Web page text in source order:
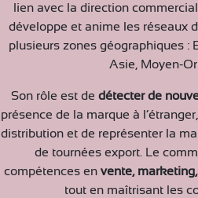
lien avec la direction
développe et anime les réseaux
plusieurs zones géographiques :
Asie, Moyen-
Son rôle est de détecter de
présence de la marque à
distribution et de représenter la
de tournées export. Le
compétences en vente,
tout en maîtrisant les